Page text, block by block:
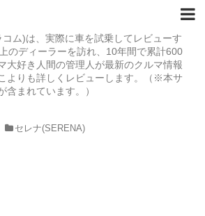
ム)は、実際に車を試乗してレビューす
のディーラーを訪れ、10年間で累計600
大好き人間の管理人が最新のクルマ情報
よりも詳しくレビューします。（※本サ
含まれています。）
セレナ(SERENA)